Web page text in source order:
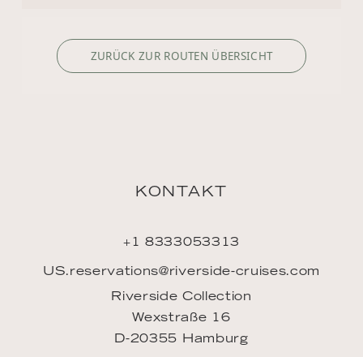
KONTAKT
Wexstraße 16
ENTDECKEN